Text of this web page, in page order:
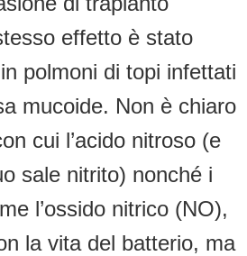
effetto è stato
polmoni di topi infettati
mucoide. Non è chiaro
cui l’acido nitroso (e
sale nitrito) nonché i
l’ossido nitrico (NO),
la vita del batterio, ma